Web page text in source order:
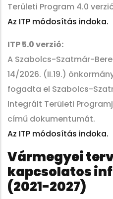
Területi Program 4.0
Az ITP módosítás indoka.
ITP 5.0 verzió:
A Szabolcs-Szatmár-
14/2026. (II.19.)
fogadta el Szabolcs-
Integrált Területi
című dokumentumát.
Az ITP módosítás indoka.
Vármegyei
kapcsolatos
(2021-2027)